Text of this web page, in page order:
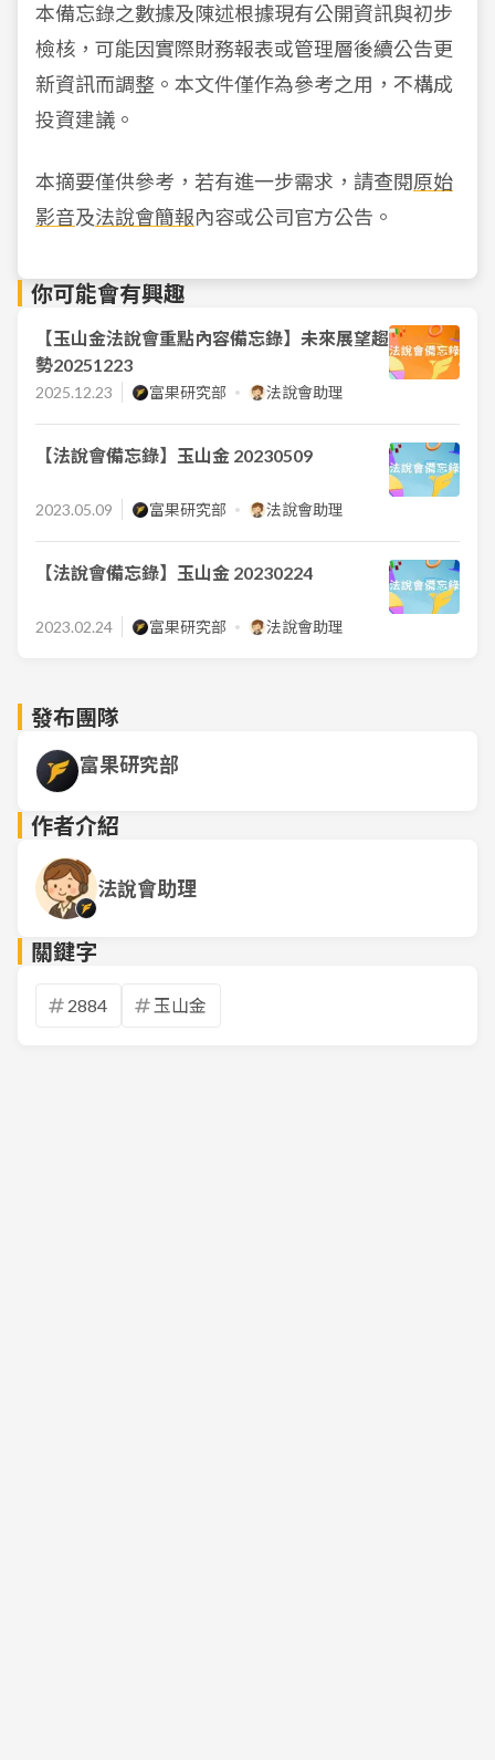
本備忘錄之數據及陳述根據現有公開資訊與初步
檢核，可能因實際財務報表或管理層後續公告更
新資訊而調整。本文件僅作為參考之用，不構成
投資建議。
本摘要僅供參考，若有進一步需求，請查閱原始
影音及法說會簡報內容或公司官方公告。
你可能會有興趣
【玉山金法說會重點內容備忘錄】未來展望趨
勢20251223
2025.12.23 富果研究部 法說會助理
【法說會備忘錄】玉山金 20230509
2023.05.09 富果研究部 法說會助理
【法說會備忘錄】玉山金 20230224
2023.02.24 富果研究部 法說會助理
發布團隊
富果研究部
作者介紹
法說會助理
關鍵字
2884 玉山金